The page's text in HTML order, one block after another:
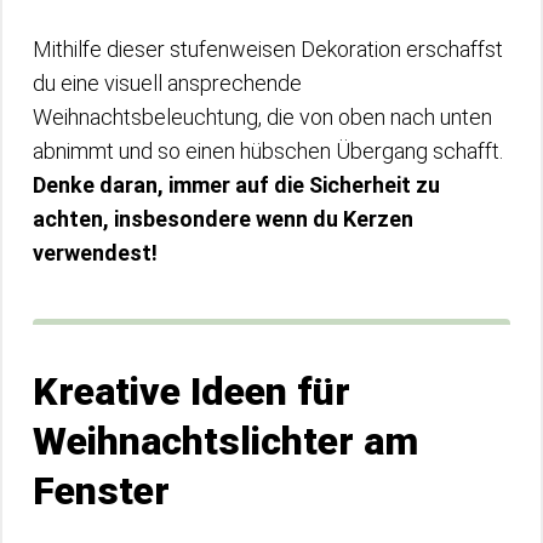
Mithilfe dieser stufenweisen Dekoration erschaffst
du eine visuell ansprechende
Weihnachtsbeleuchtung, die von oben nach unten
abnimmt und so einen hübschen Übergang schafft.
Denke daran, immer auf die Sicherheit zu
achten, insbesondere wenn du Kerzen
verwendest!
Kreative Ideen für
Weihnachtslichter am
Fenster